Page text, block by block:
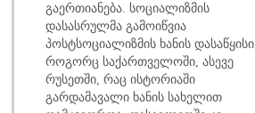
გაერთიანება. სოციალიზმის
დასასრულმა გამოიწვია
პოსტსოციალიზმის ხანის დასაწყისი,
როგორც საქართველოში, ასევე
რუსეთში, რაც ისტორიაში
გარდამავალი ხანის სახელით